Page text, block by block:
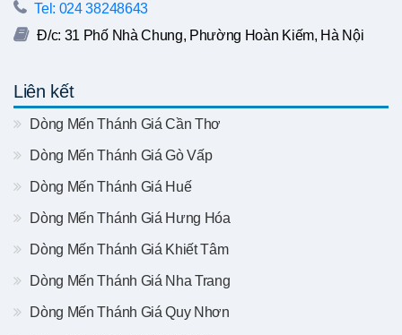
Tel: 024 38248643
Đ/c: 31 Phố Nhà Chung, Phường Hoàn Kiếm, Hà Nội
Liên kết
Dòng Mến Thánh Giá Cần Thơ
Dòng Mến Thánh Giá Gò Vấp
Dòng Mến Thánh Giá Huế
Dòng Mến Thánh Giá Hưng Hóa
Dòng Mến Thánh Giá Khiết Tâm
Dòng Mến Thánh Giá Nha Trang
Dòng Mến Thánh Giá Quy Nhơn